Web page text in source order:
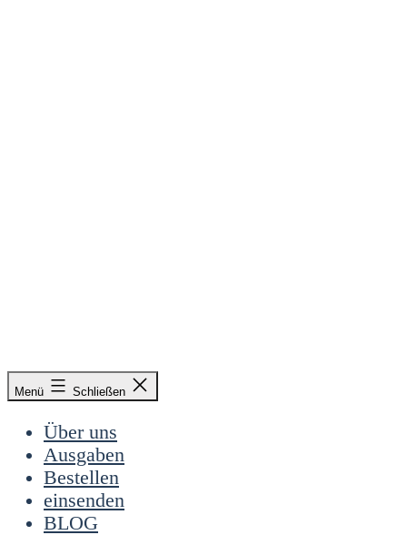
&
Radieschen
Menü Schließen
Über uns
Ausgaben
Bestellen
einsenden
BLOG